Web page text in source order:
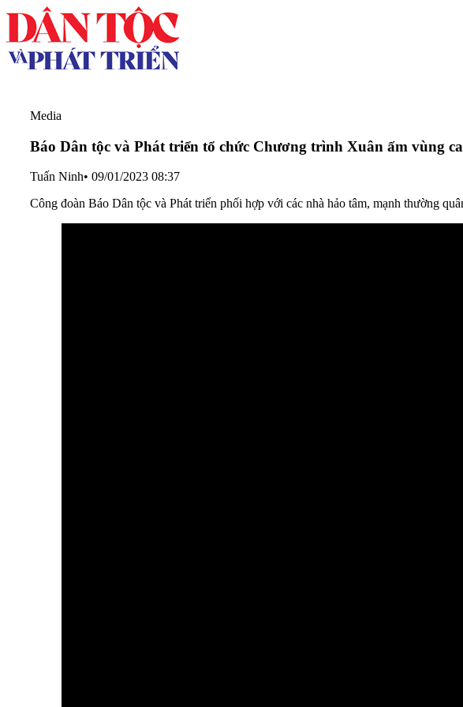
Media
Báo Dân tộc và Phát triển tổ chức Chương trình Xuân ấm vùng
Tuấn Ninh• 09/01/2023 08:37
Công đoàn Báo Dân tộc và Phát triển phối hợp với các nhà hảo tâm, mạnh thường